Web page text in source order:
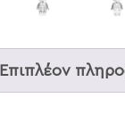
Επιπλέον